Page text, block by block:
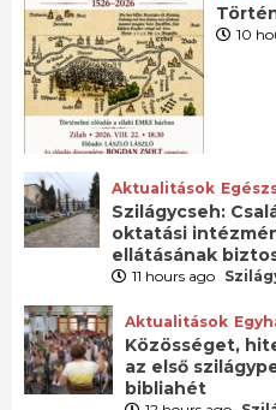
10
Aktualitások
Szilágycseh:
oktatási
ellátásának
11 hours ago
Aktualitások
Közösséget,
az első
bibliahét